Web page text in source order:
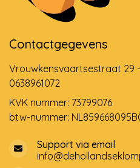
Contactgegevens
Vrouwkensvaartsestraat 29 -
0638961072
KVK nummer: 73799076
btw-nummer:
Support via email